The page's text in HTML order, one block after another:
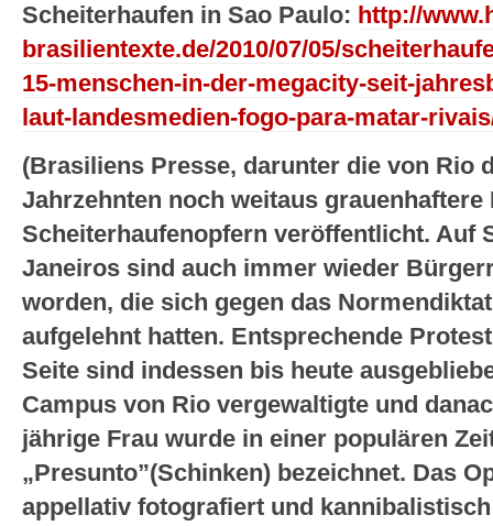
Scheiterhaufen in Sao Paulo: http://
brasilientexte.de/2010/07/05/
15-menschen-in-der-megacity-seit-
laut-landesmedien-fogo-para-matar-
(Brasiliens Presse, darunter die von Rio
Jahrzehnten noch weitaus grauenhaftere
Scheiterhaufenopfern veröffentlicht. Auf
Janeiros sind auch immer wieder
worden, die sich gegen das
aufgelehnt hatten. Entsprechende
Seite sind indessen bis heute
Campus von Rio vergewaltigte und
jährige Frau wurde in einer populären
„Presunto”(Schinken) bezeichnet. Das
appellativ fotografiert und